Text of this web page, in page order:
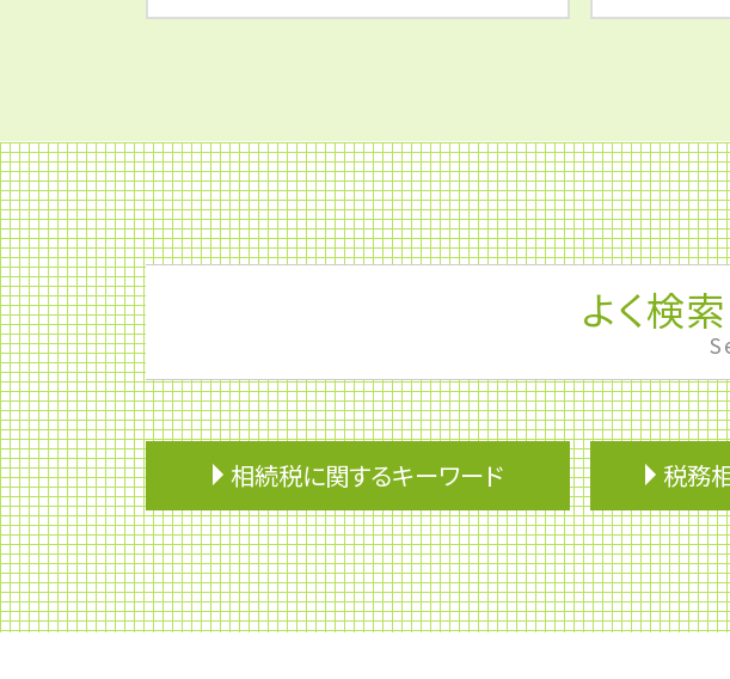
よく検
相続税に関するキーワード
相続分
不動産の名義変更
相続 養子
生前贈与 税金
税務
法人税 申
民事再生
会計業務
医療費控